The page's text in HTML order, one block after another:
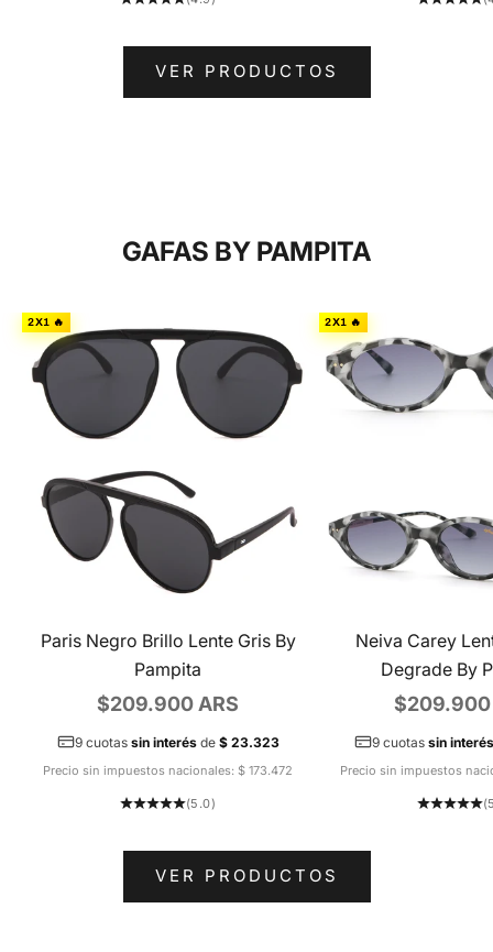
VER PRODUCTOS
GAFAS BY PAMPITA
2X1 🔥
Paris Negro Brillo Lente Gris By
Pampita
Precio de oferta
$209.900 ARS
9 cuotas sin interésde $ 23.323
Precio sin impuestos nacionales: $ 173.472
(5.0)
2X1 🔥
Neiva Carey
Degrade By
Precio de
$209.900
9 cuotas sin interés
Precio sin impuestos
VER PRODUCTOS